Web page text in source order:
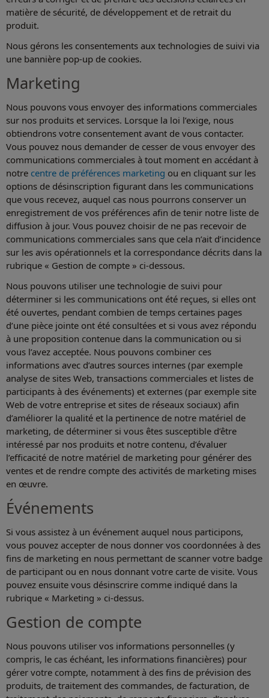
matière de sécurité, de développement et de retrait du
produit.
Nous gérons les consentements aux technologies de suivi via
une bannière pop-up de cookies.
Marketing
Nous pouvons vous envoyer des informations commerciales
sur nos produits et services. Lorsque la loi l’exige, nous
obtiendrons votre consentement avant de vous contacter.
Vous pouvez nous demander de cesser de vous envoyer des
communications commerciales à tout moment en accédant à
notre centre de préférences marketing ou en cliquant sur les
options de désinscription figurant dans les communications
que vous recevez, auquel cas nous pourrons conserver un
enregistrement de vos préférences afin de tenir notre liste de
diffusion à jour. Vous pouvez choisir de ne pas recevoir de
communications commerciales sans que cela n’ait d’incidence
sur les avis opérationnels et la correspondance décrits dans la
rubrique « Gestion de compte » ci-dessous.
Nous pouvons utiliser une technologie de suivi pour
déterminer si les communications ont été reçues, si elles ont
été ouvertes, pendant combien de temps certaines pages
d’une pièce jointe ont été consultées et si vous avez répondu
à une proposition contenue dans la communication ou si
vous l’avez acceptée. Nous pouvons combiner ces
informations avec d’autres sources internes (par exemple
analyse de sites Web, transactions commerciales et listes de
participants à des événements) et externes (par exemple site
Web de votre entreprise et sites de réseaux sociaux) afin
d’améliorer la qualité et la pertinence de notre matériel de
marketing, de déterminer si vous êtes susceptible d’être
intéressé par nos produits et notre contenu, d’évaluer
l’efficacité de notre matériel de marketing pour générer des
ventes et de rendre compte des activités de marketing mises
en œuvre.
Événements
Si vous assistez à un événement auquel nous participons,
vous pouvez accepter de nous donner vos coordonnées à des
fins de marketing en nous permettant de scanner votre badge
de participant ou en nous donnant votre carte de visite. Vous
pouvez ensuite vous désinscrire comme indiqué dans la
rubrique « Marketing » ci-dessus.
Gestion de compte
Nous pouvons utiliser vos informations personnelles (y
compris, le cas échéant, les informations financières) pour
gérer votre compte, notamment à des fins de prévision des
produits, de traitement des commandes, de facturation, de